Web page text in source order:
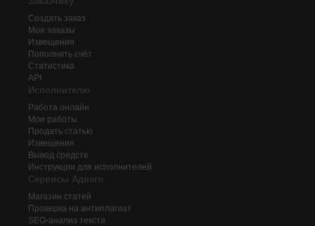
Создать заказ
Мои заказы
Извещения
Пополнить счёт
Статистика
API
Исполнителю
Работа онлайн
Мои работы
Продать статью
Извещения
Вывод средств
Инструкции для исполнителей
Сервисы Адвего
Магазин статей
Проверка на антиплагиат
SEO-анализ текста